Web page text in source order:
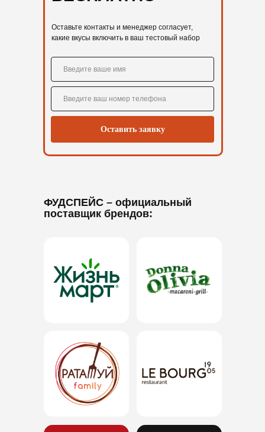
Оставьте контакты и менеджер согласует,
какие вкусы включить в ваш тестовый набор
Оставить заявку
ФУДСПЕЙС – официальный
поставщик брендов: